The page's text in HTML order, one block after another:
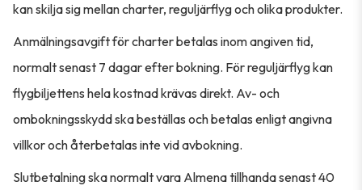
kan skilja sig mellan charter, reguljärflyg och olika produkter.
Anmälningsavgift för charter betalas inom angiven tid,
normalt senast 7 dagar efter bokning. För reguljärflyg kan
flygbiljettens hela kostnad krävas direkt. Av- och
ombokningsskydd ska beställas och betalas enligt angivna
villkor och återbetalas inte vid avbokning.
Slutbetalning ska normalt vara Almena tillhanda senast 40